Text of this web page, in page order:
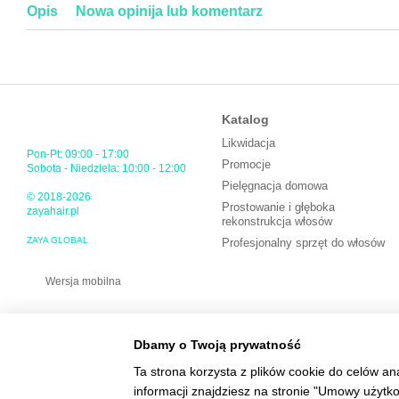
Opis Nowa opinija lub komentarz
Pon-Pt: 09:00 - 17:00
Sobota - Niedziela: 10:00 - 12:00
© 2018-2026
zayahair.pl
ZAYA GLOBAL
Wersja mobilna
Katalog
Likwidacja
Promocje
Pielęgnacja domowa
Prostowanie i głęboka
rekonstrukcja włosów
Profesjonalny sprzęt do włosów
Dbamy o Twoją prywatność
Ta strona korzysta z plików cookie do celów
informacji znajdziesz na stronie "Umowy